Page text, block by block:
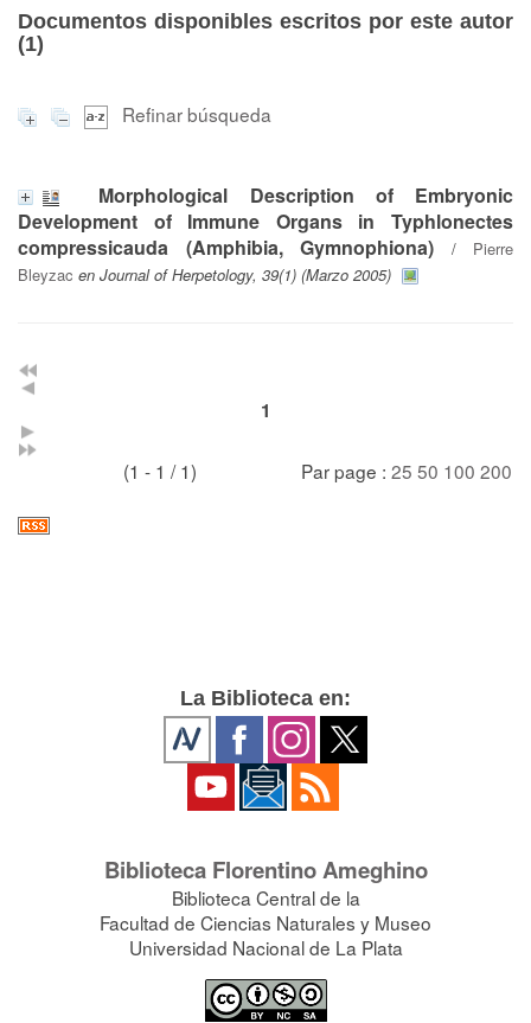
Documentos disponibles escritos por este autor
(1)
Refinar búsqueda
Morphological Description of Embryonic
Development of Immune Organs in Typhlonectes
compressicauda (Amphibia, Gymnophiona) / Pierre
Bleyzac en Journal of Herpetology, 39(1) (Marzo 2005)
1
(1 - 1 / 1) Par page : 25 50 100 200
La Biblioteca en:
Biblioteca Florentino Ameghino
Biblioteca Central de la
Facultad de Ciencias Naturales y Museo
Universidad Nacional de La Plata